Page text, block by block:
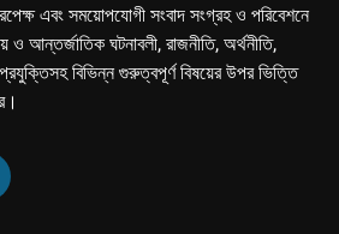
এবং সময়োপযোগী সংবাদ সংগ্রহ ও পরিবেশনে
ও আন্তর্জাতিক ঘটনাবলী, রাজনীতি, অর্থনীতি,
বিভিন্ন গুরুত্বপূর্ণ বিষয়ের উপর ভিত্তি